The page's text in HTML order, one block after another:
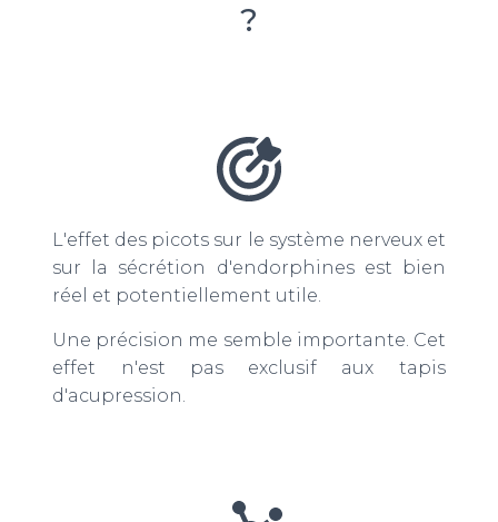
?
L'effet des picots sur le système nerveux et
sur la sécrétion d'endorphines est bien
réel et potentiellement utile.
Une précision me semble importante. Cet
effet n'est pas exclusif aux tapis
d'acupression.